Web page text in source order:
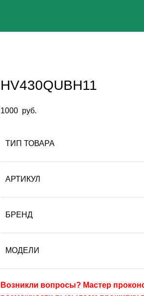
HV430QUBH11
1000 руб.
ТИП ТОВАРА
АРТИКУЛ
БРЕНД
МОДЕЛИ
Возникли вопросы? Мастер